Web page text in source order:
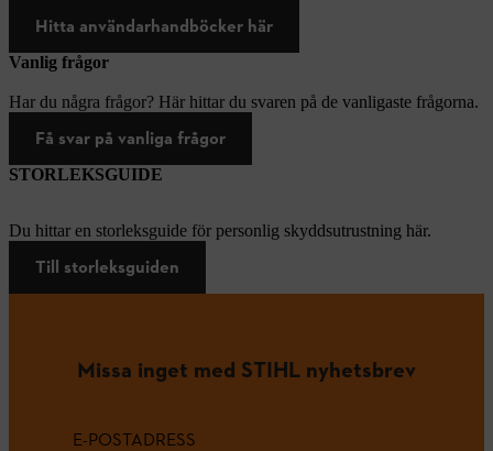
Hitta användarhandböcker här
Vanlig frågor
Har du några frågor? Här hittar du svaren på de vanligaste frågorna.
Få svar på vanliga frågor
STORLEKSGUIDE
Du hittar en storleksguide för personlig skyddsutrustning här.
Till storleksguiden
Missa inget med STIHL nyhetsbrev
E-POSTADRESS